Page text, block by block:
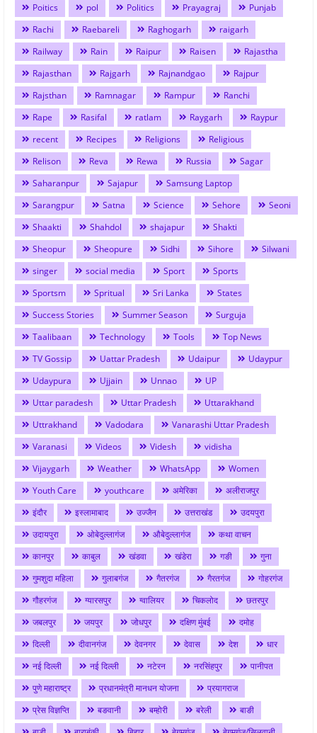
Poitics
pol Politics Prayagraj
Punjab
Rachi
Raebareli Raghogarh
raigarh
Railway
Rain Raipur Raisen
Rajastha
Rajasthan
Rajgarh Rajnandgao
Rajpur
Rajsthan
Ramnagar Rampur
Ranchi
Rape
Rasifal ratlam Raygarh
Raypur
recent
Recipes Religions
Religious
Relison
Reva Rewa Russia
Sagar
Saharanpur
Sajapur
Samsung Laptop
Sarangpur
Satna Science Sehore
Seoni
Shaakti
Shahdol shajapur
Shakti
Sheopur
Sheopure Sidhi Sihore
Silwani
singer
social media Sport
Sports
Sportsm
Spritual Sri Lanka
States
Success Stories
Summer Season
Surguja
Taalibaan
Technology Tools
Top News
TV Gossip
Uattar Pradesh Udaipur
Udaypur
Udaypura
Ujjain Unnao
UP
Uttar paradesh
Uttar Pradesh
Uttarakhand
Uttrakhand
Vadodara
Vanarashi Uttar Pradesh
Varanasi
Videos Videsh
vidisha
Vijaygarh
Weather WhatsApp
Women
Youth Care
youthcare अमेरिका
अलीराजपुर
इंदौर
इस्लामाबाद उज्जैन उत्तराखंड
उदयपुरा
उदायपुरा
ओबेदुल्लागंज औबेदुल्लागंज
कथा वाचन
कानपुर
काबुल खंडवा खंडेरा गङी
गुना
गुमशुदा महिला
गुलाबगंज गैतरगंज गैरतगंज
गोहरगंज
गौहरगंज
ग्यारसपुर ग्वालियर चिकलोद
छतरपुर
जबलपुर
जयपुर जोधपुर दक्षिण मुंबई
दमोह
दिल्ली
दीवानगंज देवनगर देवास देश
धार
नई दिल्ली
नई दिल्ली नटेरन नरसिंहपुर
पानीपत
पुणे महाराष्ट्र
प्रधानमंत्री मानधन योजना
प्रयागराज
प्रेस विज्ञप्ति
बङवानी बम्होरी बरेली
बाङी